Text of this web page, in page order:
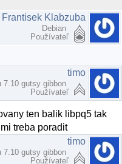
Re: pripojenie sa k postgresql cez C-ecko
Frantisek Klabzuba
Debian
Používateľ
timo
7.10 gutsy gibbon
Používateľ
ten balik libpq5 tak
treba poradit
timo
7.10 gutsy gibbon
Používateľ